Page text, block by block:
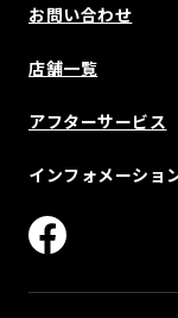
お問い合わせ
店舗一覧
アフターサービス
インフォメーショ